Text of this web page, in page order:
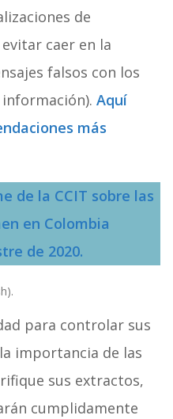
de
caer en la
falsos con los
Aquí
más
de la CCIT sobre las
en Colombia
de 2020.
para controlar sus
importancia de las
sus extractos,
cumplidamente